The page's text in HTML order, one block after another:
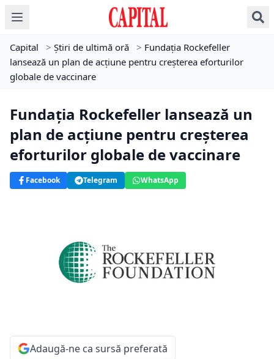
Capital > Știri de ultimă oră > Fundația Rockefeller
lansează un plan de acțiune pentru creșterea eforturilor
globale de vaccinare
Fundația Rockefeller lansează un
plan de acțiune pentru creșterea
eforturilor globale de vaccinare
Facebook Telegram WhatsApp
Adaugă-ne ca sursă preferată